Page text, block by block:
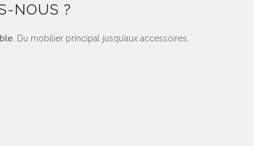
NOUS ?
. Du mobilier principal jusqu’aux accessoires,